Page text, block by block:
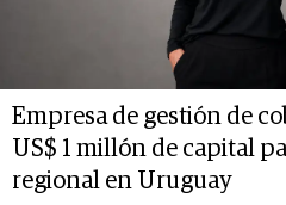
Empresa de gestión de
US$ 1 millón de capital
regional en Uruguay